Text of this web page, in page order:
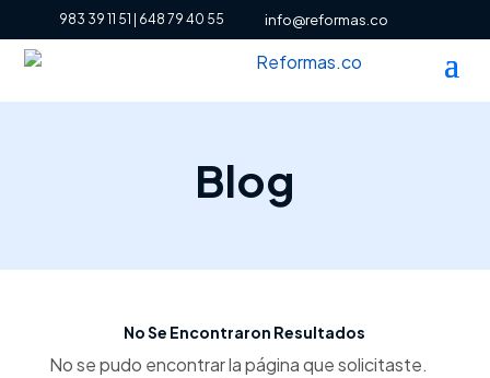
983 39 11 51 648 79 40 55 info@reformas.co
Blog
No Se Encontraron Resultados
No se pudo encontrar la página que solicitaste.